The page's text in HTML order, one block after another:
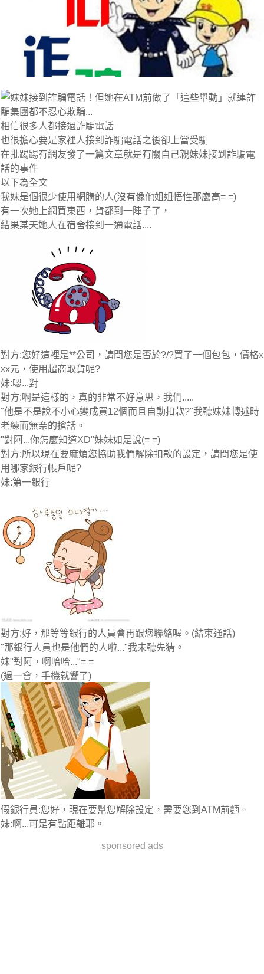
相信很多人都接過詐騙電話
也很擔心要是家裡人接到詐騙電話之後卻上當受騙
在批踢踢有網友發了一篇文章就是有關自己親妹妹接到詐騙電
話的事件
以下為全文
我妹是個很少使用網購的人(沒有像他姐姐悟性那麼高= =)
有一次她上網買東西，貨都到一陣子了，
結果某天她人在宿舍接到一通電話....
對方:您好這裡是**公司，請問您是否於?/?買了一個包包，價格x
xx元，使用超商取貨呢?
妹:嗯...對
對方:啊是這樣的，真的非常不好意思，我們.....
"他是不是說不小心變成買12個而且自動扣款?"我聽妹妹轉述時
老練而無奈的搶話。
"對阿...你怎麼知道XD"妹妹如是說(= =)
對方:所以現在要麻煩您協助我們解除扣款的設定，請問您是使
用哪家銀行帳戶呢?
妹:第一銀行
對方:好，那等等銀行的人員會再跟您聯絡喔。(結束通話)
"那銀行人員也是他們的人啦..."我未聽先猜。
妹"對阿，啊哈哈..."= =
(過一會，手機就響了)
假銀行員:您好，現在要幫您解除設定，需要您到ATM前麵。
妹:啊...可是有點距離耶。
sponsored ads